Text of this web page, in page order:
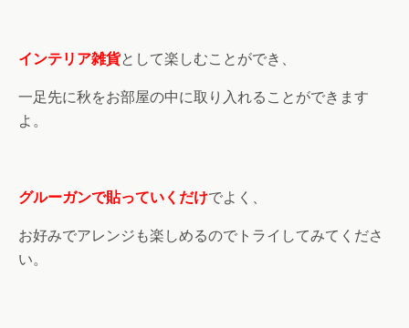
インテリア雑貨として楽しむことができ、
一足先に秋をお部屋の中に取り入れることができます
よ。
グルーガンで貼っていくだけでよく、
お好みでアレンジも楽しめるのでトライしてみてくださ
い。